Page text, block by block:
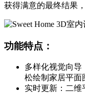
获得满意的最终结果
功能特点：
多样化视觉向导
松绘制家居平面图
实时更新：